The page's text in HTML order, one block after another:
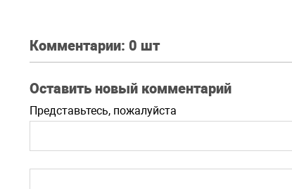
Комментарии: 0 шт
Оставить новый комментарий
Представьтесь, пожалуйста